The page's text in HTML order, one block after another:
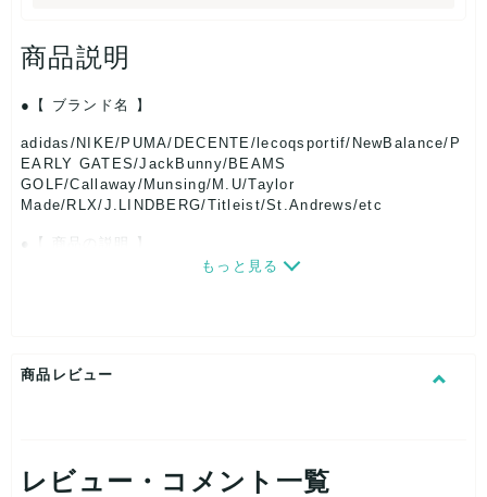
商品説明
【 ブランド名 】
adidas/NIKE/PUMA/DECENTE/lecoqsportif/NewBalance/P
EARLY GATES/JackBunny/BEAMS
GOLF/Callaway/Munsing/M.U/Taylor
Made/RLX/J.LINDBERG/Titleist/St.Andrews/etc
【 商品の説明 】
比較的プロパー価格の高いゴルフアイテムは転売用 卸アイテム
もっと見る
商品レビュー
レビュー・コメント一覧